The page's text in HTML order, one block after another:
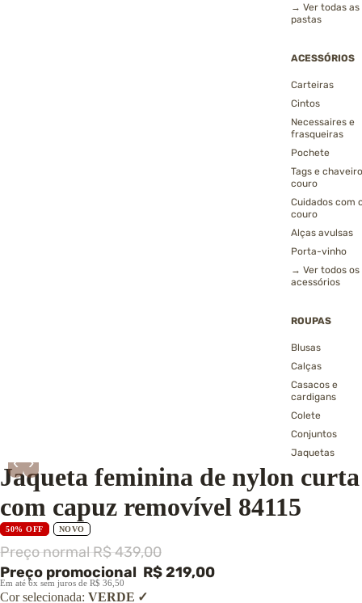
→ Ver todas as
pastas
ACESSÓRIOS
Carteiras
Cintos
Necessaires e
frasqueiras
Pochete
Tags e
couro
Cuidados com
couro
Alças avulsas
Porta-vinho
→ Ver todos os
acessórios
ROUPAS
Blusas
Calças
Casacos e
cardigans
Colete
Conjuntos
Jaquetas
Echarpes,
gorros
Polainas
‹ ›
Jaqueta feminina de nylon curta
com capuz removível 84115
50% OFF NOVO
Preço normalR$ 439,00
Preço promocional R$ 219,00
Em até 6x sem juros de R$ 36,50
Cor selecionada: VERDE